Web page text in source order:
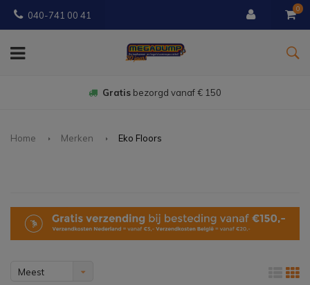
040-741 00 41
0
Gratis bezorgd vanaf € 150
Home Merken Eko Floors
Meest